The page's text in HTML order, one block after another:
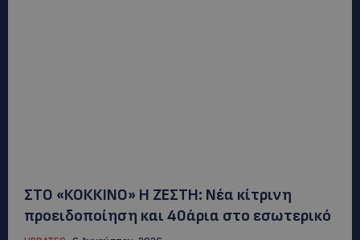
ΣΤΟ «ΚΟΚΚΙΝΟ» Η ΖΕΣΤΗ: Νέα κίτρινη
προειδοποίηση και 40άρια στο εσωτερικό